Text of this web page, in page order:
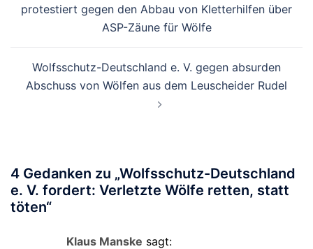
protestiert gegen den Abbau von Kletterhilfen über
ASP-Zäune für Wölfe
Wolfsschutz-Deutschland e. V. gegen absurden
Abschuss von Wölfen aus dem Leuscheider Rudel
4 Gedanken zu „Wolfsschutz-Deutschland
e. V. fordert: Verletzte Wölfe retten, statt
töten“
Klaus Manske sagt: